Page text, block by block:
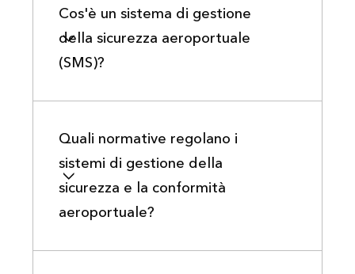
Cos'è un sistema di gestione
della sicurezza aeroportuale
(SMS)?
Quali normative regolano i
sistemi di gestione della
sicurezza e la conformità
aeroportuale?